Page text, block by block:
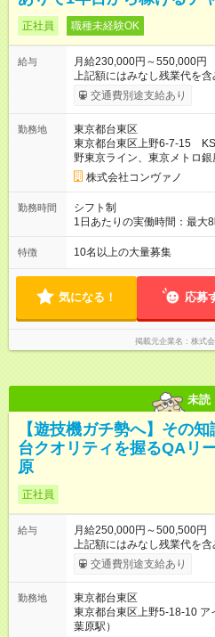
正社員 職種未経験OK
給与
月給230,000円～550,000円
上記額にはみなし残業代を
ます。 みなし残業代 8,940
上記には、月5.5時間分のみ
円～ （期間中は契約社員）
後正規登用可 【年収例】 ◆エリアマネージャー 月給25万円＋役
職手当3万円＋インセン14万
月給 25万円＋役職手当1万
547円 ◆社員(役職なし) 月
万4，701円 ＜別途支給手当＞ ・インセンティブ：月10万円以
上も可能！ ・賞与：年2回(6
たり) ・回数：随時 ・反映時
社内評価に基づく ※あなた
きることが増えるほどお給料に
間】試用期間あり 試用期間
に、本採用時と異なる部分
（契約社員） 給与：月給
代 8,552円／月 みなし残業時
交通費別途支給あり
勤務地
東京都台東区
東京都台東区上野6-7-15
野東京ライン、東京メトロ銀
株式会社コンヴァノ
勤務時間
シフト制
1日あたりの実働時間：最大
でのシフト制（実働8時間
10時間程度 ※営業時間は【
ます。
特徴 10名以上の大量募集
気になる！ 応募
掲載元企業名 株式
未読
【遊技機ガチ勢へ】その
台クオリティを握るQAリ
原
正社員
給与
月給250,000円～500,500円
上記額にはみなし残業代を
ます。 みなし残業代 33,780
間 20時間／月 ※経験や能力を考慮し決定 ※管理監督者は時間外
上限5万円） ・出張手当 ■□将来のキャリアステップについて■□
志向に応じたキャリア形成が可能です ◎専門性
域の第一人者を目指す≪ス
交通費別途支給あり
勤務地
東京都台東区
東京都台東区上野5-18-10 ア
葉原駅）